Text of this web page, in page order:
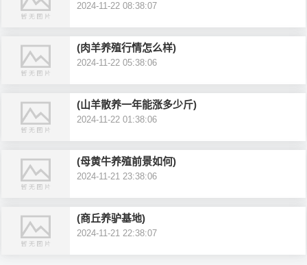
2024-11-22 08:38:07
(肉羊养殖行情怎么样)
2024-11-22 05:38:06
(山羊散养一年能涨多少斤)
2024-11-22 01:38:06
(母黄牛养殖前景如何)
2024-11-21 23:38:06
(商丘养驴基地)
2024-11-21 22:38:07